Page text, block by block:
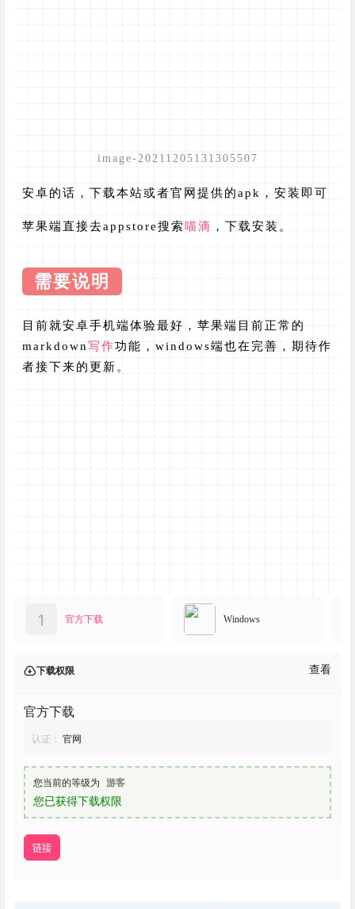
image-20211205131305507
安卓的话，下载本站或者官网提供的apk，安装即可
苹果端直接去appstore搜索喵滴 ，下载安装。
需要说明
目前就安卓手机端体验最好，苹果端目前正常的
markdown写作功能，windows端也在完善，期待作
者接下来的更新。
官方下载
1 Windows
下载权限 查看
官方下载
认证： 官网
您当前的等级为 游客
您已获得下载权限
链接